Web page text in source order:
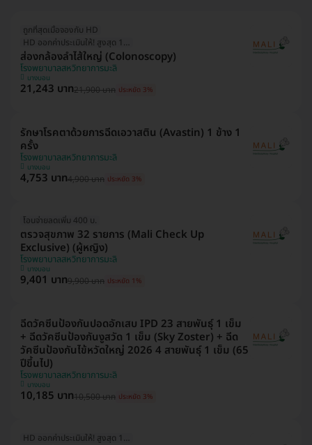
ถูกที่สุดเมื่อจองกับ HD
HD ออกค่าประเมินให้! สูงสุด 1000 บ.
ส่องกล้องลำไส้ใหญ่ (Colonoscopy)
โรงพยาบาลสหวิทยาการมะลิ
บางบอน
21,243 บาท21,900 บาท ประหยัด 3%
รักษาโรคตาด้วยการฉีดเอวาสติน (Avastin) 1 ข้าง 1
ครั้ง
โรงพยาบาลสหวิทยาการมะลิ
บางบอน
4,753 บาท4,900 บาท ประหยัด 3%
โอนจ่ายลดเพิ่ม 400 บ.
ตรวจสุขภาพ 32 รายการ (Mali Check Up
Exclusive) (ผู้หญิง)
โรงพยาบาลสหวิทยาการมะลิ
บางบอน
9,401 บาท9,900 บาท ประหยัด 1%
ฉีดวัคซีนป้องกันปอดอักเสบ IPD 23 สายพันธุ์ 1 เข็ม
+ ฉีดวัคซีนป้องกันงูสวัด 1 เข็ม (Sky Zoster) + ฉีด
วัคซีนป้องกันไข้หวัดใหญ่ 2026 4 สายพันธุ์ 1 เข็ม (65
ปีขึ้นไป)
โรงพยาบาลสหวิทยาการมะลิ
บางบอน
10,185 บาท10,500 บาท ประหยัด 3%
HD ออกค่าประเมินให้! สูงสุด 1500 บ.